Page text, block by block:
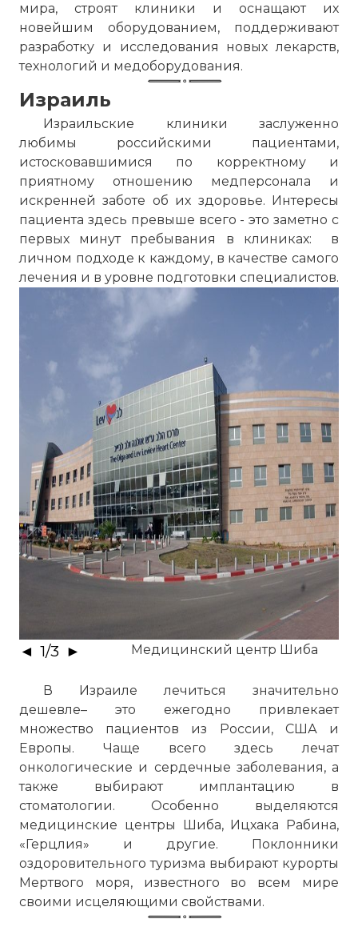
мира, строят клиники и оснащают их
новейшим оборудованием, поддерживают
разработку и исследования новых лекарств,
технологий и медоборудования.
Израиль
Израильские клиники заслуженно
любимы российскими пациентами,
истосковавшимися по корректному и
приятному отношению медперсонала и
искренней заботе об их здоровье. Интересы
пациента здесь превыше всего - это заметно с
первых минут пребывания в клиниках: в
личном подходе к каждому, в качестве самого
лечения и в уровне подготовки специалистов.
Медицинский центр Шиба
◄ 1/3 ►
В Израиле лечиться значительно
дешевле– это ежегодно привлекает
множество пациентов из России, США и
Европы. Чаще всего здесь лечат
онкологические и сердечные заболевания, а
также выбирают имплантацию в
стоматологии. Особенно выделяются
медицинские центры Шиба, Ицхака Рабина,
«Герцлия» и другие. Поклонники
оздоровительного туризма выбирают курорты
Мертвого моря, известного во всем мире
своими исцеляющими свойствами.